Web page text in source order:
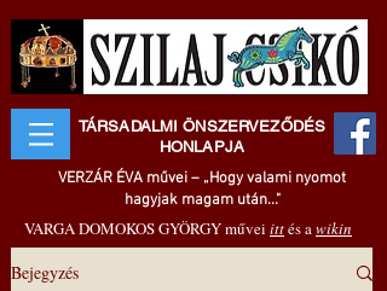
TÁRSADALMI ÖNSZERVEZŐDÉS
HONLAPJA
VERZÁR ÉVA művei – „Hogy valami nyomot
hagyjak magam után..."
VARGA DOMOKOS GYÖRGY művei ittés awikin
Bejegyzés